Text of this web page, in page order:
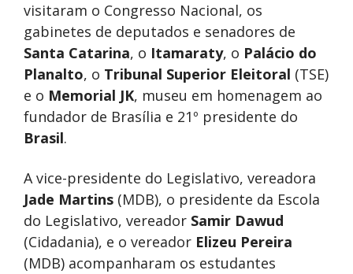
visitaram o Congresso Nacional, os
gabinetes de deputados e senadores de
Santa Catarina, o Itamaraty, o Palácio do
Planalto, o Tribunal Superior Eleitoral (TSE)
e o Memorial JK, museu em homenagem ao
fundador de Brasília e 21º presidente do
Brasil.
A vice-presidente do Legislativo, vereadora
Jade Martins (MDB), o presidente da Escola
do Legislativo, vereador Samir Dawud
(Cidadania), e o vereador Elizeu Pereira
(MDB) acompanharam os estudantes